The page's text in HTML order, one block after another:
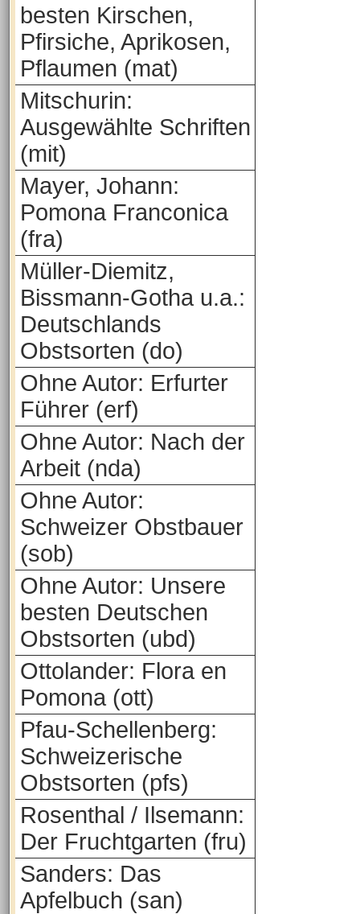
besten Kirschen,
Pfirsiche, Aprikosen,
Pflaumen (mat)
Mitschurin:
Ausgewählte Schriften
(mit)
Mayer, Johann:
Pomona Franconica
(fra)
Müller-Diemitz,
Bissmann-Gotha u.a.:
Deutschlands
Obstsorten (do)
Ohne Autor: Erfurter
Führer (erf)
Ohne Autor: Nach der
Arbeit (nda)
Ohne Autor:
Schweizer Obstbauer
(sob)
Ohne Autor: Unsere
besten Deutschen
Obstsorten (ubd)
Ottolander: Flora en
Pomona (ott)
Pfau-Schellenberg:
Schweizerische
Obstsorten (pfs)
Rosenthal / Ilsemann:
Der Fruchtgarten (fru)
Sanders: Das
Apfelbuch (san)